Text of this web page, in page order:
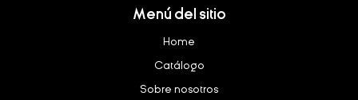
Menú del sitio
Home
Catálogo
Sobre nosotros